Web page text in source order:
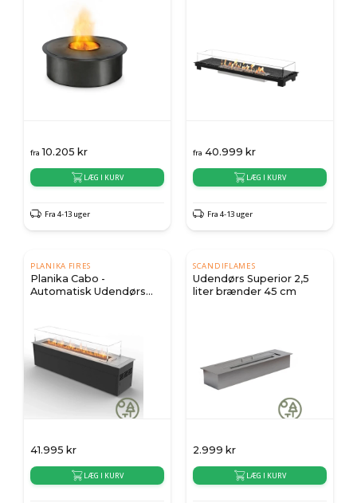
fra 10.205 kr
LÆG I KURV
Fra 4-13 uger
fra 40.999 kr
LÆG I KURV
Fra 4-13 uger
PLANIKA FIRES
Planika Cabo -
Automatisk Udendørs
41.995 kr
LÆG I KURV
SCANDIFLAMES
Udendørs Superior 2,5
liter brænder 45 cm
2.999 kr
LÆG I KURV